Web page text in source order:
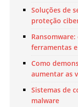
Soluções de
proteção
ferramentas
Como
aumentar as
Sistemas de
malware